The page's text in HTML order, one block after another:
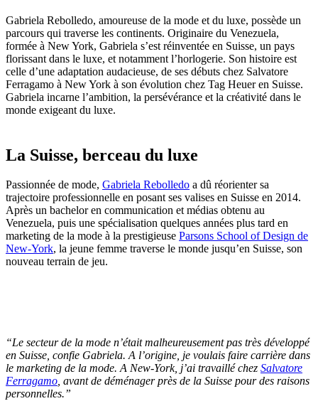
Gabriela Rebolledo, amoureuse de la mode et du luxe, possède un
parcours qui traverse les continents. Originaire du Venezuela,
formée à New York, Gabriela s’est réinventée en Suisse, un pays
florissant dans le luxe, et notamment l’horlogerie. Son histoire est
celle d’une adaptation audacieuse, de ses débuts chez Salvatore
Ferragamo à New York à son évolution chez Tag Heuer en Suisse.
Gabriela incarne l’ambition, la persévérance et la créativité dans le
monde exigeant du luxe.
La Suisse, berceau du luxe
Passionnée de mode, Gabriela Rebolledo a dû réorienter sa
trajectoire professionnelle en posant ses valises en Suisse en 2014.
Après un bachelor en communication et médias obtenu au
Venezuela, puis une spécialisation quelques années plus tard en
marketing de la mode à la prestigieuse Parsons School of Design de
New-York, la jeune femme traverse le monde jusqu’en Suisse, son
nouveau terrain de jeu.
“Le secteur de la mode n’était malheureusement pas très développé
en Suisse, confie Gabriela.A l’origine, je voulais faire carrière dans
le marketing de la mode. A New-York, j’ai travaillé chez Salvatore
Ferragamo, avant de déménager près de la Suisse pour des raisons
personnelles.”